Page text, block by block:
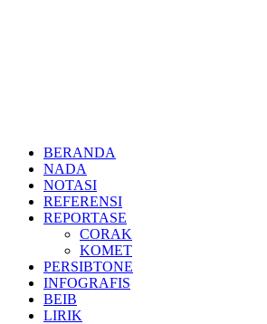
BERANDA
NADA
NOTASI
REFERENSI
REPORTASE
CORAK
KOMET
PERSIBTONE
INFOGRAFIS
BEIB
LIRIK